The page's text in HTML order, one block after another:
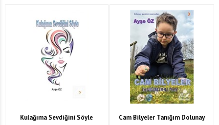
Kulağıma Sevdiğini Söyle Cam Bilyeler Tanığım Dolunay